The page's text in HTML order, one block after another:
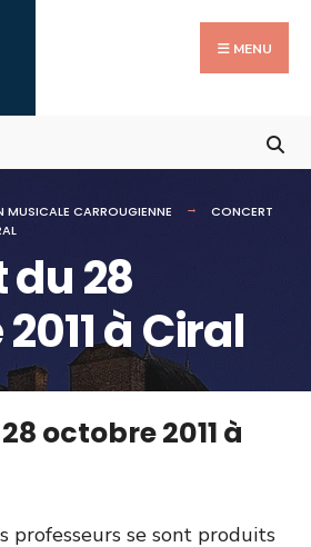
MENU
CARROUGIENNE
CONCERT
du 28
à Ciral
octobre 2011 à
professeurs se sont produits